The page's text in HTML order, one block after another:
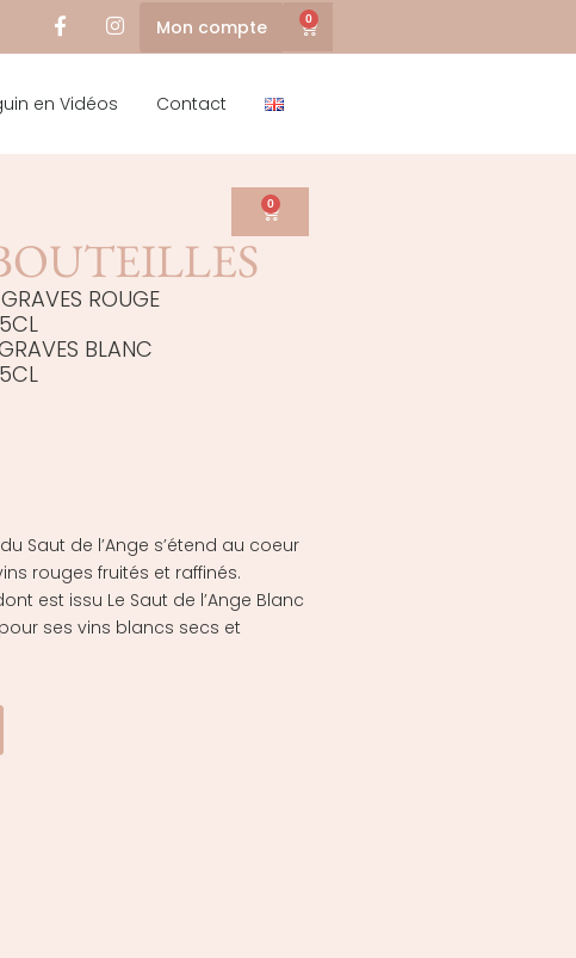
Mon compte 0
en Vidéos Contact
0
ROUGE
BLANC
Saut de l’Ange s’étend au coeur
rouges fruités et raffinés.
est issu Le Saut de l’Ange Blanc
ses vins blancs secs et